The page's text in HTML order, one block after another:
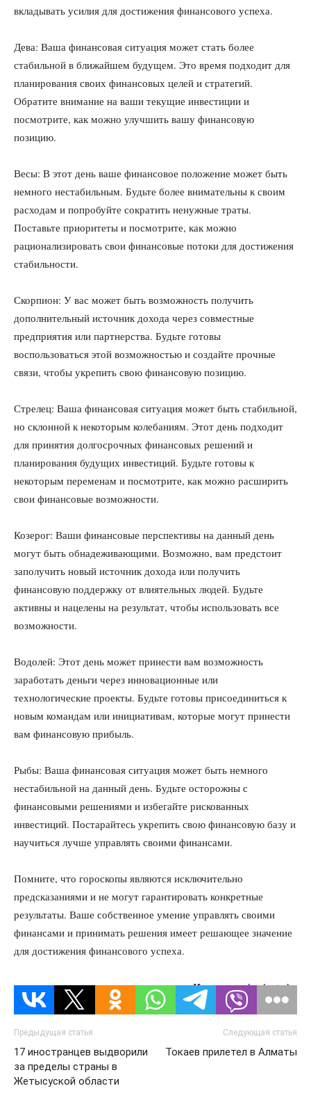
вкладывать усилия для достижения финансового успеха.
Дева: Ваша финансовая ситуация может стать более
стабильной в ближайшем будущем. Это время подходит для
планирования своих финансовых целей и стратегий.
Обратите внимание на ваши текущие инвестиции и
посмотрите, как можно улучшить вашу финансовую
позицию.
Весы: В этот день ваше финансовое положение может быть
немного нестабильным. Будьте более внимательны к своим
расходам и попробуйте сократить ненужные траты.
Поставьте приоритеты и посмотрите, как можно
рационализировать свои финансовые потоки для достижения
стабильности.
Скорпион: У вас может быть возможность получить
дополнительный источник дохода через совместные
предприятия или партнерства. Будьте готовы
воспользоваться этой возможностью и создайте прочные
связи, чтобы укрепить свою финансовую позицию.
Стрелец: Ваша финансовая ситуация может быть стабильной,
но склонной к некоторым колебаниям. Этот день подходит
для принятия долгосрочных финансовых решений и
планирования будущих инвестиций. Будьте готовы к
некоторым переменам и посмотрите, как можно расширить
свои финансовые возможности.
Козерог: Ваши финансовые перспективы на данный день
могут быть обнадеживающими. Возможно, вам предстоит
заполучить новый источник дохода или получить
финансовую поддержку от влиятельных людей. Будьте
активны и нацелены на результат, чтобы использовать все
возможности.
Водолей: Этот день может принести вам возможность
заработать деньги через инновационные или
технологические проекты. Будьте готовы присоединиться к
новым командам или инициативам, которые могут принести
вам финансовую прибыль.
Рыбы: Ваша финансовая ситуация может быть немного
нестабильной на данный день. Будьте осторожны с
финансовыми решениями и избегайте рискованных
инвестиций. Постарайтесь укрепить свою финансовую базу и
научиться лучше управлять своими финансами.
Помните, что гороскопы являются исключительно
предсказаниями и не могут гарантировать конкретные
результаты. Ваше собственное умение управлять своими
финансами и принимать решения имеет решающее значение
для достижения финансового успеха.
Источник: kazlenta.kz
Предыдущая статья
17 иностранцев выдворили
за пределы страны в
Жетысуской области
Следующая статья
Токаев прилетел в Алматы